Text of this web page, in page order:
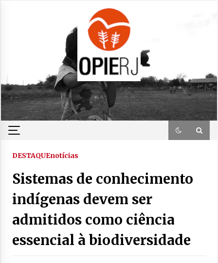
DESTAQUEnotícias
Sistemas de conhecimento
indígenas devem ser
admitidos como ciência
essencial à biodiversidade